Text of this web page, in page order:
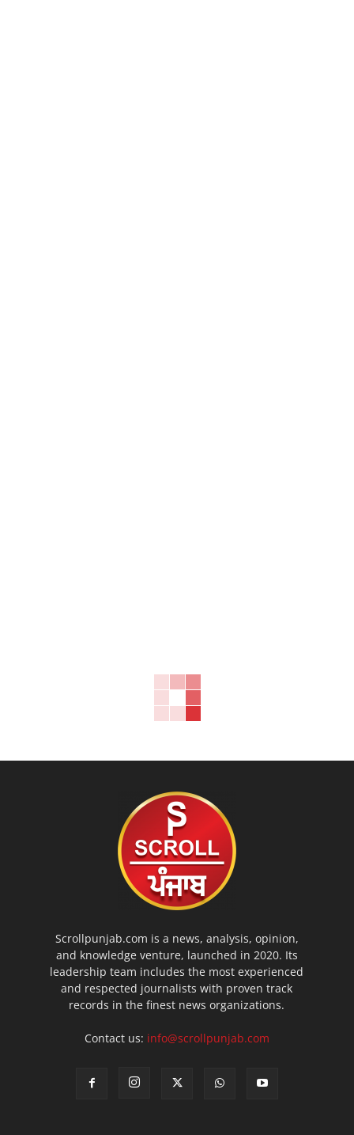
Scrollpunjab.com is a news, analysis, opinion,
and knowledge venture, launched in 2020. Its
leadership team includes the most experienced
and respected journalists with proven track
records in the finest news organizations.
Contact us: info@scrollpunjab.com